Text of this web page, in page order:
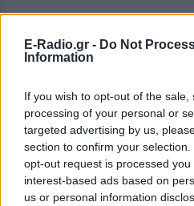
E-Radio.gr - Do Not
Information
If you wish to opt-out of the
processing of your personal or
targeted advertising by us,
section to confirm your
opt-out request is processed
interest-based ads based on
us or personal information
ΔΕΙΤΕ ΕΠΙΣΗΣ